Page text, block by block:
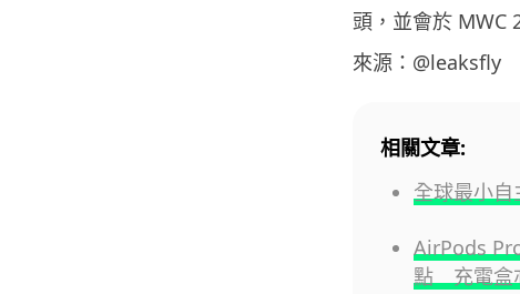
頭，並會於 MWC
來源：@leaksfly
相關文章:
全球最小
AirPods
點 充電盒